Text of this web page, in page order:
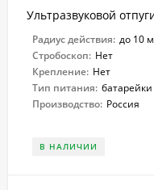
Ультразвуковой
Радиус действия: до 10 м
Стробоскоп: Нет
Крепление: Нет
Тип питания: батарейки
Производство: Россия
В НАЛИЧИИ